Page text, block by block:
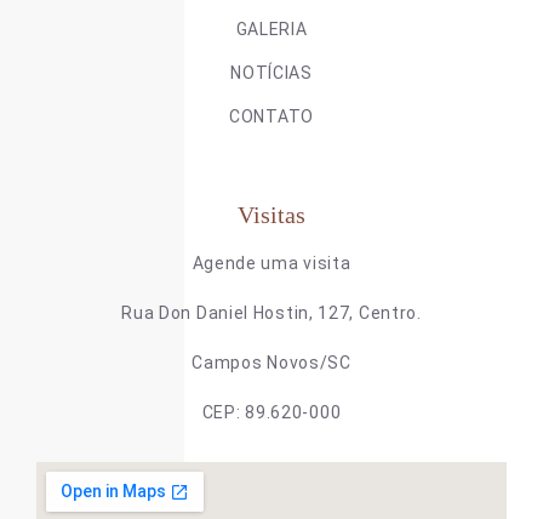
GALERIA
NOTÍCIAS
CONTATO
Visitas
Agende uma visita
Rua Don Daniel Hostin, 127, Centro.
Campos Novos/SC
CEP: 89.620-000